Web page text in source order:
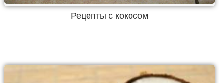
Рецепты с кокосом